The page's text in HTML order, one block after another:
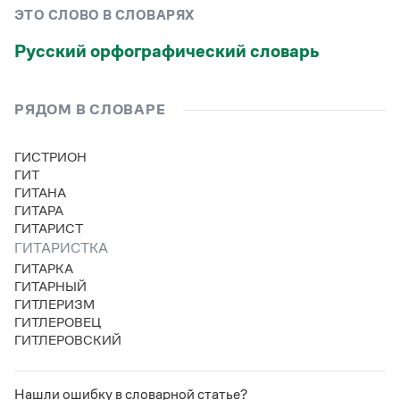
Словари русского языка как государственного
для школьников
Письмовник
Справочник по пунктуации
Словарь-справочник трудностей
Справочник по фразеологии
Азбучные истины
Словарь-справочник непростые слова
Все справочники портала
Новости и события
Словарь русских имён
Словарь методических терминов
(1956)
ЭТО СЛОВО В СЛОВАРЯХ
Русский орфографический словарь
РЯДОМ В СЛОВАРЕ
ГИСТРИОН
ГИТ
ГИТАНА
ГИТАРА
ГИТАРИСТ
ГИТАРИСТКА
ГИТАРКА
ГИТАРНЫЙ
ГИТЛЕРИЗМ
ГИТЛЕРОВЕЦ
ГИТЛЕРОВСКИЙ
Нашли ошибку в словарной статье?